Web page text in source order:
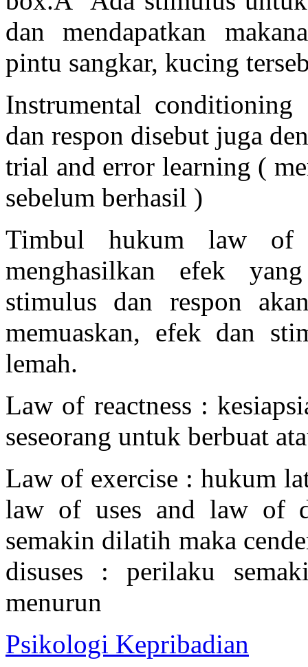
dan mendapatkan
pintu sangkar, kucing
Instrumental
dan respon disebut juga
trial and error learning (
sebelum berhasil )
Timbul hukum law of
menghasilkan efek
stimulus dan respon
memuaskan, efek dan
lemah.
Law of reactness :
seseorang untuk berbuat
Law of exercise : hukum
law of uses and law of
semakin dilatih maka
disuses : perilaku
menurun
Psikologi Kepribadian